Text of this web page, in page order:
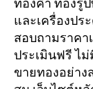
ทองคำ ทองรู
และเครื่องปร
สอบถามราคา
ประเมินฟรี ไ
ขายทองอย่าง